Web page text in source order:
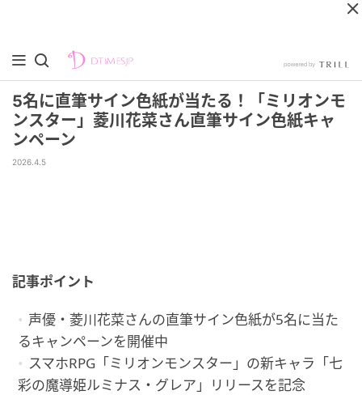
5名に直筆サイン色紙が当たる！「ミリオンモ
ンスター」菱川花菜さん直筆サイン色紙キャ
ンペーン
2026.4.5
記事ポイント
声優・菱川花菜さんの直筆サイン色紙が5名に当た
るキャンペーンを開催中
スマホRPG「ミリオンモンスター」の新キャラ「七
彩の魔導姫ルミナス・グレア」リリースを記念